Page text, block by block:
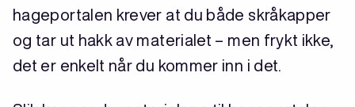
hageportalen krever at du både skråkapper
og tar ut hakk av materialet – men frykt ikke,
det er enkelt når du kommer inn i det.